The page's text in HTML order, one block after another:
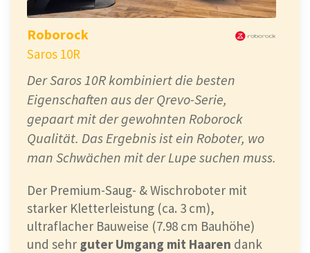
Roborock
Saros 10R
Der Saros 10R kombiniert die besten
Eigenschaften aus der Qrevo-Serie,
gepaart mit der gewohnten Roborock
Qualität. Das Ergebnis ist ein Roboter, wo
man Schwächen mit der Lupe suchen muss.
Der Premium-Saug- & Wischroboter mit
starker Kletterleistung (ca. 3 cm),
ultraflacher Bauweise (7.98 cm Bauhöhe)
und sehr guter Umgang mit Haaren dank